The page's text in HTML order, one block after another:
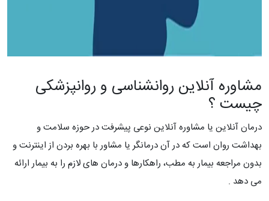
مشاوره آنلاین روانشناسی و روانپزشکی
چیست ؟
درمان آنلاین یا مشاوره آنلاین نوعی پیشرفت در حوزه سلامت و
بهداشت روان است که در آن درمانگر یا مشاور با بهره بردن از اینترنت و
بدون مراجعه بیمار به مطب، راهکارها و درمان های لازم را به بیمار ارائه
می دهد .